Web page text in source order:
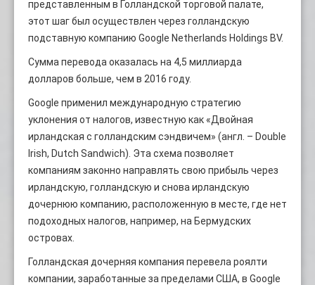
представленным в Голландской торговой палате,
этот шаг был осуществлен через голландскую
подставную компанию Google Netherlands Holdings BV.
Сумма перевода оказалась на 4,5 миллиарда
долларов больше, чем в 2016 году.
Google применил международную стратегию
уклонения от налогов, известную как «Двойная
ирландская с голландским сэндвичем» (англ. – Double
Irish, Dutch Sandwich). Эта схема позволяет
компаниям законно направлять свою прибыль через
ирландскую, голландскую и снова ирландскую
дочернюю компанию, расположенную в месте, где нет
подоходных налогов, например, на Бермудских
островах.
Голландская дочерняя компания перевела роялти
компании, заработанные за пределами США, в Google